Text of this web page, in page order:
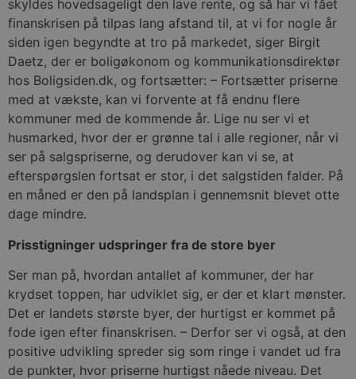
skyldes hovedsageligt den lave rente, og så har vi fået
finanskrisen på tilpas lang afstand til, at vi for nogle år
siden igen begyndte at tro på markedet, siger Birgit
Daetz, der er boligøkonom og kommunikationsdirektør
hos Boligsiden.dk, og fortsætter: – Fortsætter priserne
med at vækste, kan vi forvente at få endnu flere
kommuner med de kommende år. Lige nu ser vi et
husmarked, hvor der er grønne tal i alle regioner, når vi
ser på salgspriserne, og derudover kan vi se, at
efterspørgslen fortsat er stor, i det salgstiden falder. På
en måned er den på landsplan i gennemsnit blevet otte
dage mindre.
Prisstigninger udspringer fra de store byer
Ser man på, hvordan antallet af kommuner, der har
krydset toppen, har udviklet sig, er der et klart mønster.
Det er landets største byer, der hurtigst er kommet på
fode igen efter finanskrisen. – Derfor ser vi også, at den
positive udvikling spreder sig som ringe i vandet ud fra
de punkter, hvor priserne hurtigst nåede niveau. Det